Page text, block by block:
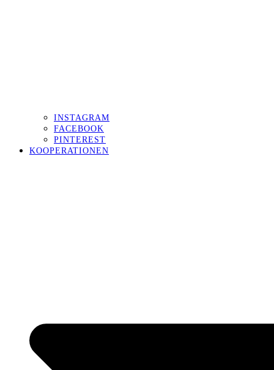
INSTAGRAM
FACEBOOK
PINTEREST
KOOPERATIONEN